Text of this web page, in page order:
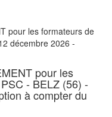
pour les
- BELZ (56) -
à compter du